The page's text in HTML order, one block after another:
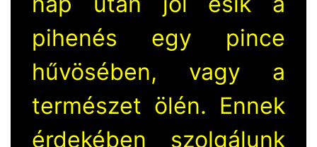
pihenés egy pince
hűvösében, vagy a
természet ölén. Ennek
érdekében szolgálunk